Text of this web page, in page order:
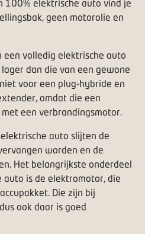
100% elektrische auto vind je
geen motorolie en
een volledig elektrische auto
dan die van een gewone
voor een plug-hybride en
omdat die een
een verbrandingsmotor.
auto slijten de
worden en de
Het belangrijkste onderdeel
is de elektromotor, die
Die zijn bij
ook daar is goed